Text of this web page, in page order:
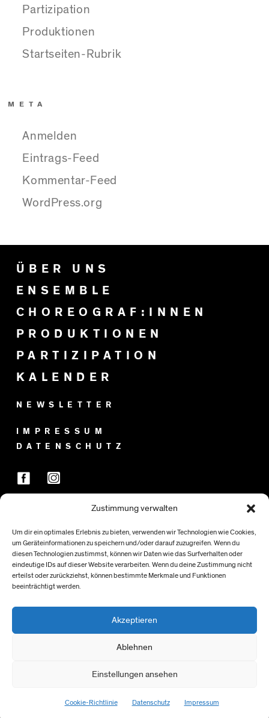
Zustimmung verwalten
Um dir ein optimales Erlebnis zu bieten, verwenden wir Technologien wie Cookies,
um Geräteinformationen zu speichern und/oder darauf zuzugreifen. Wenn du
diesen Technologien zustimmst, können wir Daten wie das Surfverhalten oder
eindeutige IDs auf dieser Website verarbeiten. Wenn du deine Zustimmung nicht
erteilst oder zurückziehst, können bestimmte Merkmale und Funktionen
beeinträchtigt werden.
Akzeptieren
Ablehnen
Einstellungen ansehen
Cookie-Richtlinie Datenschutz Impressum
Partizipation
Produktionen
Startseiten-Rubrik
META
Anmelden
Eintrags-Feed
Kommentar-Feed
WordPress.org
ÜBER UNS
ENSEMBLE
CHOREOGRAF:INNEN
PRODUKTIONEN
PARTIZIPATION
KALENDER
NEWSLETTER
IMPRESSUM
DATENSCHUTZ
FÖRDER:INNEN
> NACH OBEN